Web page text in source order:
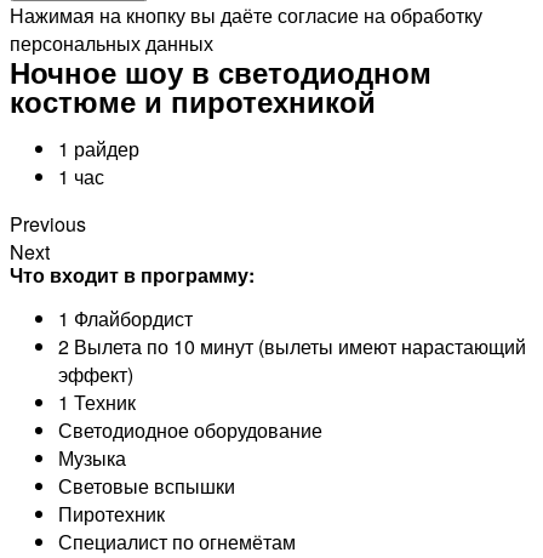
Нажимая на кнопку вы даёте согласие на обработку
персональных данных
Ночное шоу в светодиодном
костюме и пиротехникой
1 райдер
1 час
Previous
Next
Что входит в программу:
1 Флайбордист
2 Вылета по 10 минут (вылеты имеют нарастающий
эффект)
1 Техник
Светодиодное оборудование
Музыка
Световые вспышки
Пиротехник
Специалист по огнемётам